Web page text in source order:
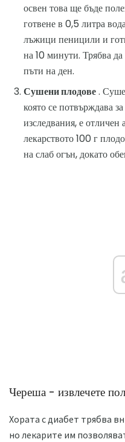
освен това ще бъде
готвене в 0,5 литра
лъжици пеницили и
на 10 минути. Трябва
пъти на ден.
Сушени плодове.
която се потвърждава
изследвания, е
лекарството 100 г
на слаб огън, докато
Череша - извлечете
Хората с диабет трябва
но лекарите им